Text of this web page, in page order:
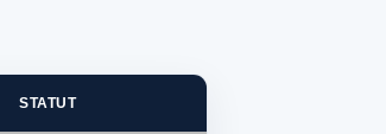
STATUT